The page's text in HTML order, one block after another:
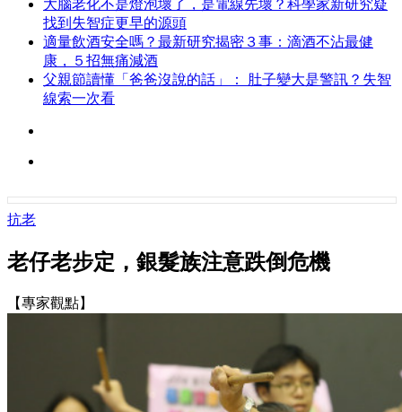
大腦老化不是燈泡壞了，是電線先壞？科學家新研究疑
找到失智症更早的源頭
適量飲酒安全嗎？最新研究揭密３事：滴酒不沾最健
康，５招無痛減酒
父親節讀懂「爸爸沒說的話」： 肚子變大是警訊？失智
線索一次看
抗老
老仔老步定，銀髮族注意跌倒危機
【專家觀點】